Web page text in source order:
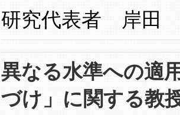
研究代表者 岸田
異なる水準への適
づけ」に関する教